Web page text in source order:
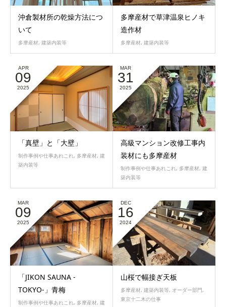
沖倉製材所の乾燥方法につ
いて
多摩産材, 建築内装等
多摩産材で草津温泉ヒノキ
造作材
多摩産材, 建築内装等
APR
09
2025
「真壁」と「大壁」
制作事例や仕事あれこれ , 多摩産材, 建
築内装等
MAR
31
2025
高級マンション改修工事内
装材にも多摩産材
制作事例や仕事あれこれ , 多摩産材, 建
築内装等
MAR
09
2025
「JIKON SAUNA -
TOKYO-」青梅
制作事例や仕事あれこれ, 多摩産材, 建
DEC
16
2024
山桜で幅接ぎ天板
多摩産材, 建築内装等, オーダー部門,
東京十二木の仕事